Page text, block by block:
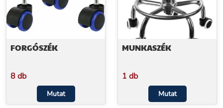
FORGÓSZÉK
8 db
Mutat
MUNKASZÉK
1 db
Mutat